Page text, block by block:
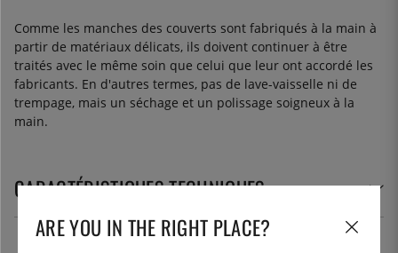
Comme les manches des couverts sont fabriqués à la main à
partir de matériaux délicats, ils doivent continuer à être
traités avec le même soin que celui que leur ont accordé les
fabricants. En d'autres termes, pas de lave-vaisselle ni de
trempage, mais un séchage et un polissage soigneux à la
main.
CARACTÉRISTIQUES TECHNIQUES
ARE YOU IN THE RIGHT PLACE?